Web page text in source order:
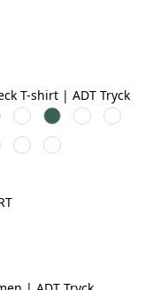
Royal
Blue
Forest
Green
Ash
grey
Fuchsia
Tropical
Blue
Ice
Mint